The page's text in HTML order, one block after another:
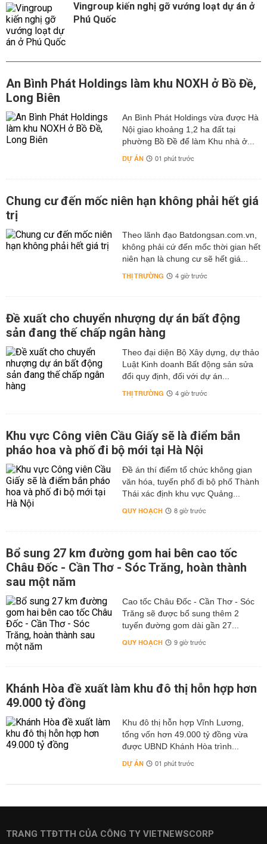
Vingroup kiến nghị gỡ vướng loạt dự án ở
Phú Quốc
An Bình Phát Holdings làm khu NOXH ở Bồ Đề,
Long Biên
An Bình Phát Holdings vừa được Hà
Nội giao khoảng 1,2 ha đất tại
phường Bồ Đề để làm Khu nhà ở...
DỰ ÁN 01 phút trước
Chung cư đến mốc niên hạn không phải hết giá
trị
Theo lãnh đạo Batdongsan.com.vn,
không phải cứ đến mốc thời gian hết
niên hạn là chung cư sẽ hết giá...
THỊ TRƯỜNG 4 giờ trước
Đề xuất cho chuyển nhượng dự án bất động
sản đang thế chấp ngân hàng
Theo đại diện Bộ Xây dựng, dự thảo
Luật Kinh doanh Bất động sản sửa
đổi quy định, đối với dự án...
THỊ TRƯỜNG 4 giờ trước
Khu vực Công viên Cầu Giấy sẽ là điểm bắn
pháo hoa và phố đi bộ mới tại Hà Nội
Đề án thí điểm tổ chức không gian
văn hóa, tuyến phố đi bộ phố Thành
Thái xác định khu vực Quảng...
QUY HOẠCH 8 giờ trước
Bổ sung 27 km đường gom hai bên cao tốc
Châu Đốc - Cần Thơ - Sóc Trăng, hoàn thành
sau một năm
Cao tốc Châu Đốc - Cần Thơ - Sóc
Trăng sẽ được bổ sung thêm 2
tuyến đường gom dài gần 27...
QUY HOẠCH 9 giờ trước
Khánh Hòa đề xuất làm khu đô thị hỗn hợp hơn
49.000 tỷ đồng
Khu đô thị hỗn hợp Vĩnh Lương,
tổng vốn hơn 49.000 tỷ đồng vừa
được UBND Khánh Hòa trình...
DỰ ÁN 01 phút trước
TRANG TTĐTTH CỦA CÔNG TY VIETNEWSCORP